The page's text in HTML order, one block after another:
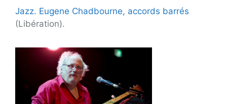
Jazz. Eugene Chadbourne, accords barrés
(Libération).